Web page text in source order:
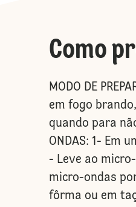
Como
MODO DE
em fogo
quando para
ONDAS: 1- Em
- Leve ao
micro-ondas
fôrma ou em